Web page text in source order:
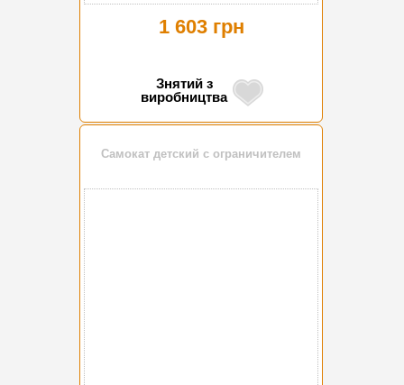
1 603 грн
Знятий з
виробництва
Самокат детский с ограничителем